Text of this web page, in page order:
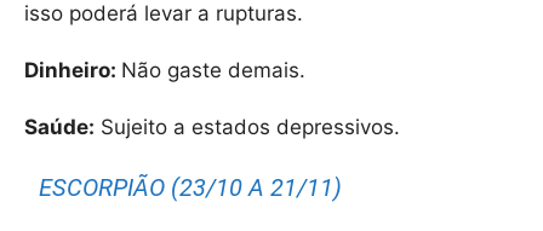
isso poderá levar a rupturas.
Dinheiro: Não gaste demais.
Saúde: Sujeito a estados depressivos.
ESCORPIÃO (23/10 A 21/11)